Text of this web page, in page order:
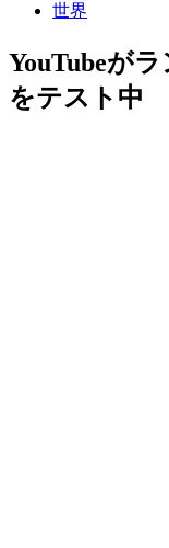
世界
YouTubeが
をテスト中